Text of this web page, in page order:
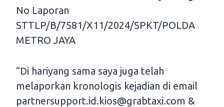
No Laporan
STTLP/B/7581/X11/2024/SPKT/POLDA
METRO JAYA
“Di hariyang sama saya juga telah
melaporkan kronologis kejadian di email
partnersupport.id.kios@grabtaxi.com &